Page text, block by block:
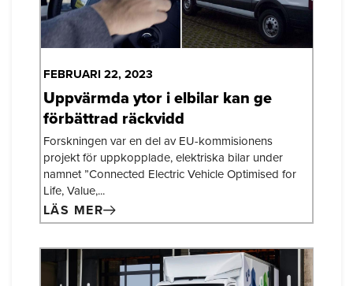
FEBRUARI 22, 2023
Uppvärmda ytor i elbilar kan ge
förbättrad räckvidd
Forskningen var en del av EU-kommisionens
projekt för uppkopplade, elektriska bilar under
namnet ”Connected Electric Vehicle Optimised for
Life, Value,...
LÄS MER